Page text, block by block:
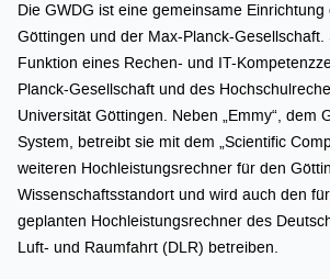
Die GWDG ist eine gemeinsame
Göttingen und der Max-Planck-Gesellschaft.
Funktion eines Rechen- und IT-
Planck-Gesellschaft und des
Universität Göttingen. Neben „Emmy“, dem
System, betreibt sie mit dem „Scientific
weiteren Hochleistungsrechner für den
Wissenschaftsstandort und wird auch den
geplanten Hochleistungsrechner des
Luft- und Raumfahrt (DLR) betreiben.